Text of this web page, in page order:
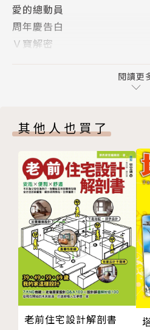
當然，每次現身的打扮總能成
尚觀點，也在書裡完整呈現，
階段的Ｖ式Style，以及各階
色，就能欣賞自己的與眾不同
材的Ｖ媽也貼心附上「鋼鐵V
她的教練課，並告訴大家如
最健康的漂亮媽咪。
準備好要倒頭栽你的人生了嗎？
本書特色
✓完整記錄V臥床142天翻轉
✓V珍藏生活照獨家曝光。
✓獨家收錄20／30／35+各階
性私著及時尚穿搭TIPS。
愛的總動員
周年慶告白
Ｖ寶解密
NEVER SAY NEVER！
Keep going！好漢不提當年
從《可愛女人》寫到《小女子
出其不意
累積經驗值才找得到key！
工作中學到的事
拿掉主見看事情
施比受更有福
Ｖ的私房選才術
工作小確幸
超越巔峰
上台恐懼症
閱讀更
其他人也買了
老前住宅設計解剖書